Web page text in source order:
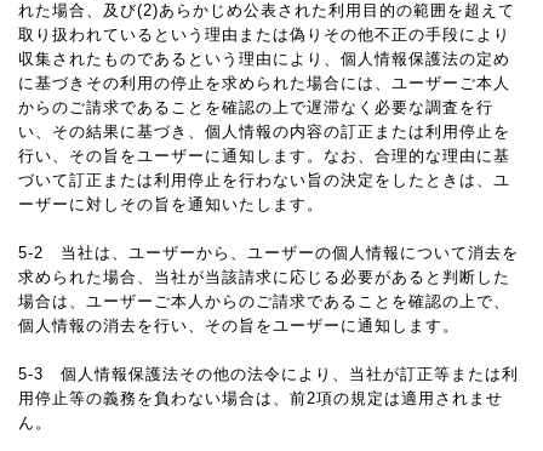
れた場合、及び(2)あらかじめ公表された利用目的の範囲を超えて
取り扱われているという理由または偽りその他不正の手段により
収集されたものであるという理由により、個人情報保護法の定め
に基づきその利用の停止を求められた場合には、ユーザーご本人
からのご請求であることを確認の上で遅滞なく必要な調査を行
い、その結果に基づき、個人情報の内容の訂正または利用停止を
行い、その旨をユーザーに通知します。なお、合理的な理由に基
づいて訂正または利用停止を行わない旨の決定をしたときは、ユ
ーザーに対しその旨を通知いたします。
5-2 当社は、ユーザーから、ユーザーの個人情報について消去を
求められた場合、当社が当該請求に応じる必要があると判断した
場合は、ユーザーご本人からのご請求であることを確認の上で、
個人情報の消去を行い、その旨をユーザーに通知します。
5-3 個人情報保護法その他の法令により、当社が訂正等または利
用停止等の義務を負わない場合は、前2項の規定は適用されませ
ん。